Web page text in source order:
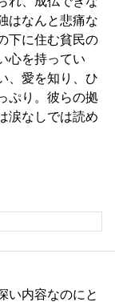
はなんと悲痛な
下に住む貧民の
心を持ってい
、愛を知り、ひ
ぷり。彼らの拠
涙なしでは読め
い内容なのにと